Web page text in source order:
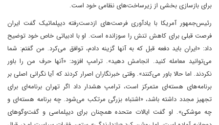
برای بازسازی بخشی از زیرساخت‌های نظامی خود است.
رئیس‌جمهور آمریکا با یادآوری فرصت‌های ازدست‌رفته دیپلماتیک گفت ایران
فرصت قبلی برای کاهش تنش را سوزانده است. او با ادبیاتی خاص خود توضیح
داد: «ایران باید دفعه قبل که به آنها گزینه دادم، توافق می‌کرد. من گفتم: شما
می‌توانید معامله کنید. انجامش دهید». ترامپ افزود: «آنها حرف من را باور
نکردند. اما حالا باور می‌کنند». وقتی خبرنگاران اصرار کردند که آیا نگرانی اصلی بر
برنامه‌های هسته‌ای متمرکز است، ترامپ هشدار داد اگر تهران برنامه‌ای برای
تجهیز مجدد داشته باشد، «اشتباه بزرگی مرتکب می‌شود. چه برنامه هسته‌ای و
چه موشکی». او گفت ایالات متحده همچنان برای دیپلماسی و گفت‌وگوهای